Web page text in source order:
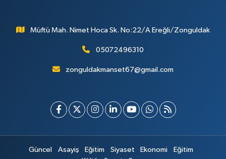
Müftü Mah. Nimet Hoca Sk. No:22/A Ereğli/Zonguldak
05072496310
zonguldakmanset67@gmail.com
Güncel Asayiş Eğitim Siyaset Ekonomi
Eğitim